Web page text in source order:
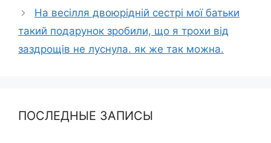
На весілля двоюрідній сестрі мої батьки
такий подарунок зробили, що я трохи від
заздрощів не луснула. як же так можна.
ПОСЛЕДНЫЕ ЗАПИСЫ